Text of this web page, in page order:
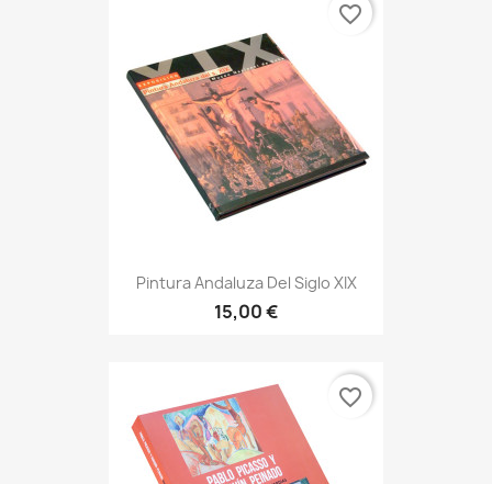
Pintura Andaluza Del Siglo XIX
15,00 €
favorite_border
favorite_border